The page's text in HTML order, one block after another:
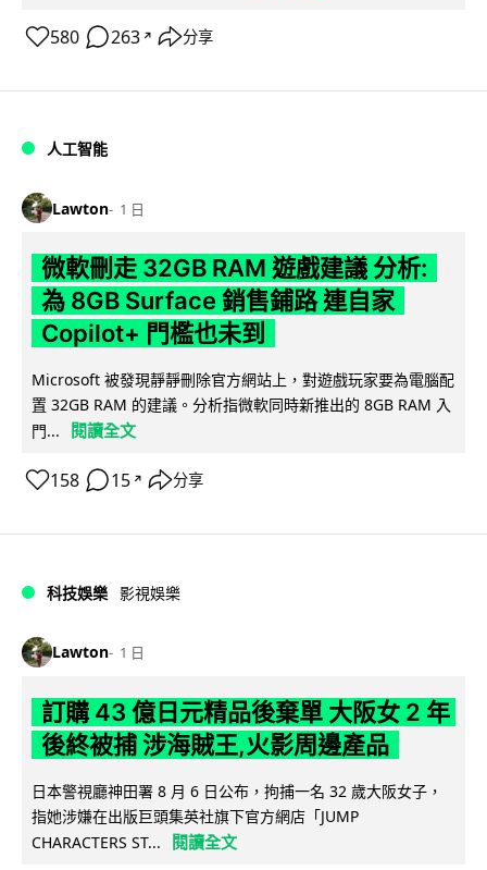
580 263 ↗ 分享
人工智能
Lawton 1 日
微軟刪走 32GB RAM 遊戲建議 分析:
為 8GB Surface 銷售鋪路 連自家
Copilot+ 門檻也未到
Microsoft 被發現靜靜刪除官方網站上，對遊戲玩家要為電腦配
置 32GB RAM 的建議。分析指微軟同時新推出的 8GB RAM 入
門...
閱讀全文
158 15 ↗ 分享
科技娛樂 影視娛樂
Lawton 1 日
訂購 43 億日元精品後棄單 大阪女 2 年
後終被捕 涉海賊王,火影周邊產品
日本警視廳神田署 8 月 6 日公布，拘捕一名 32 歲大阪女子，
指她涉嫌在出版巨頭集英社旗下官方網店「JUMP
CHARACTERS ST...
閱讀全文